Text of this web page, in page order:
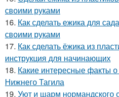
своими руками
16. Как сделать ежика для
своими руками
17. Как сделать ёжика из
инструкция для начинающих
18. Какие интересные факты
Нижнего Тагила
19. Уют и шарм нормандского